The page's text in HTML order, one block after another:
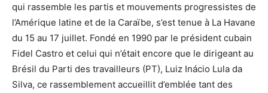
qui rassemble les partis et mouvements progressistes de
l’Amérique latine et de la Caraïbe, s’est tenue à La Havane
du 15 au 17 juillet. Fondé en 1990 par le président cubain
Fidel Castro et celui qui n’était encore que le dirigeant au
Brésil du Parti des travailleurs (PT), Luiz Inácio Lula da
Silva, ce rassemblement accueillit d’emblée tant des